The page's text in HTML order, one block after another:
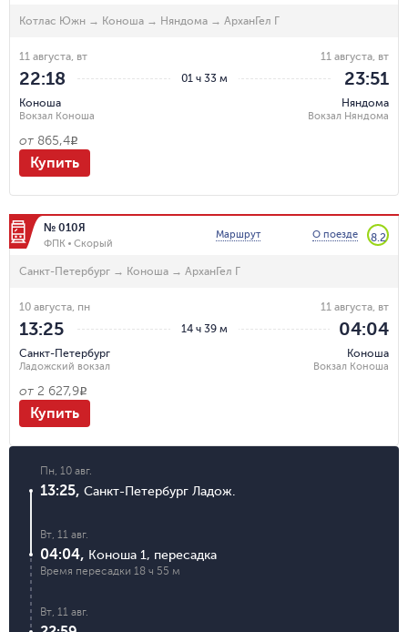
Котлас Южн → Коноша → Няндома → АрханГел Г
01 ч 33 м
11 августа, вт
22:18
Коноша
Вокзал Коноша
11 августа, вт
23:51
Няндома
Вокзал Няндома
от 865,4R
Купить
№ 010Я
ФПК Скорый
Маршрут О поезде 8.2
Санкт-Петербург → Коноша → АрханГел Г
14 ч 39 м
10 августа, пн
13:25
Санкт-Петербург
Ладожский вокзал
11 августа, вт
04:04
Коноша
Вокзал Коноша
от 2 627,9R
Купить
Пн, 10 авг.
13:25, Санкт-Петербург Ладож.
Вт, 11 авг.
04:04, Коноша 1 , пересадка
Время пересадки 18 ч 55 м
Вт, 11 авг.